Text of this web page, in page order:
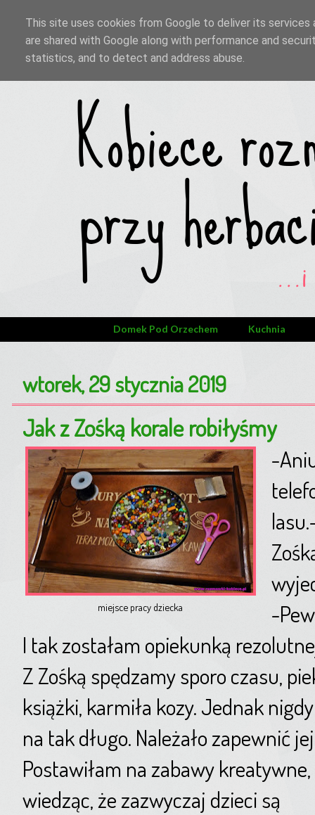
Domek Pod Orzechem Kuchnia
wtorek, 29 stycznia 2019
Jak z Zośką korale robiłyśmy
miejsce pracy dziecka
-
-
I tak zostałam opiekunką
Z Zośką spędzamy sporo czasu,
książki, karmiła kozy. Jednak
na tak długo. Należało zapewnić
Postawiłam na zabawy kreatywne,
wiedząc, że zazwyczaj dzieci są
This site uses cookies from Google to deliver its
are shared with Google along with performance and
statistics, and to detect and address abuse.